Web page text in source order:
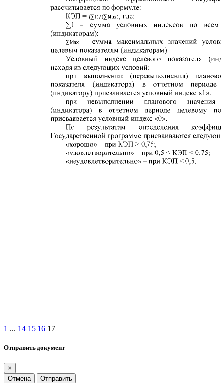
1 ... 14 15 16 17
Отправить документ
×
Отмена
Отправить